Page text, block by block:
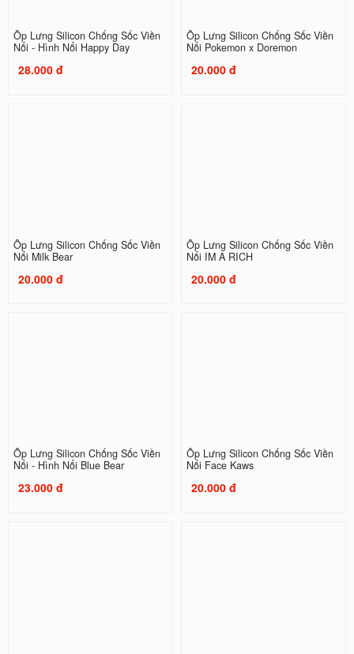
Ốp Lưng Silicon Chống Sốc Viền
Nổi - Hình Nổi Happy Day
28.000 đ
Ốp Lưng Silicon Chống Sốc Viền
Nổi Pokemon x Doremon
20.000 đ
Ốp Lưng Silicon Chống Sốc Viền
Nổi Milk Bear
20.000 đ
Ốp Lưng Silicon Chống Sốc Viền
Nổi IM A RICH
20.000 đ
Ốp Lưng Silicon Chống Sốc Viền
Nổi - Hình Nổi Blue Bear
23.000 đ
Ốp Lưng Silicon Chống Sốc Viền
Nổi Face Kaws
20.000 đ